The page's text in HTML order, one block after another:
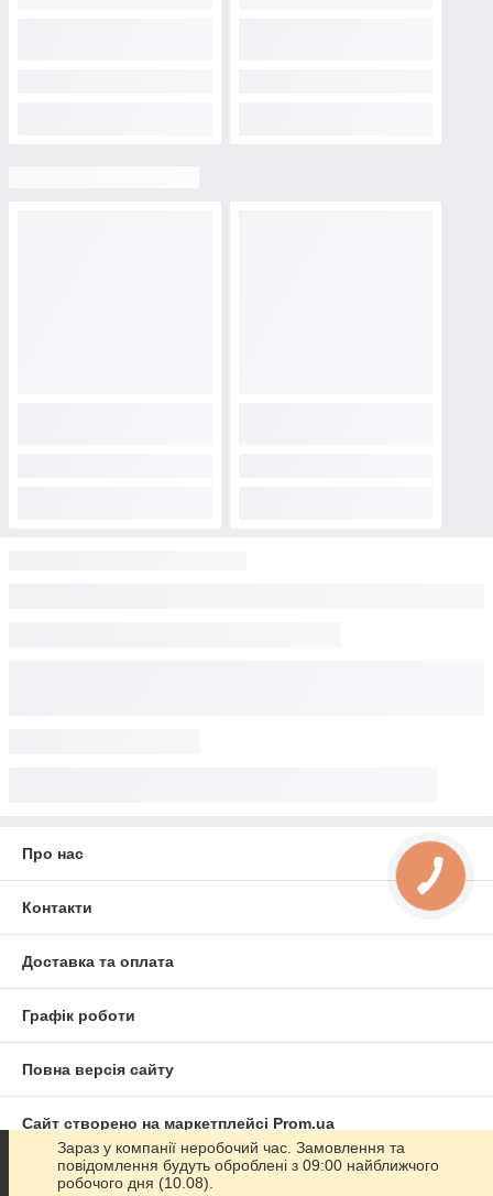
Про нас
Контакти
Доставка та оплата
Графік роботи
Повна версія сайту
Сайт створено на маркетплейсі Prom.ua
Політика конфіденційності
Зараз у компанії неробочий час. Замовлення та
повідомлення будуть оброблені з 09:00 найближчого
робочого дня (10.08).